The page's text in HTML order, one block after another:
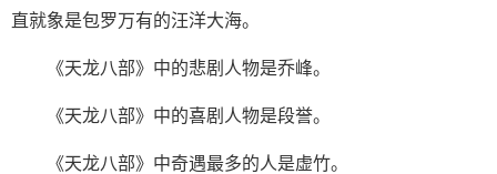
直就象是包罗万有的汪洋大海。
《天龙八部》中的悲剧人物是乔峰。
《天龙八部》中的喜剧人物是段誉。
《天龙八部》中奇遇最多的人是虚竹。